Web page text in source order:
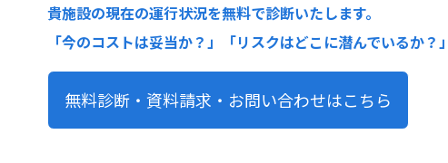
貴施設の現在の運行状況を無料で診断いたします。
「今のコストは妥当か？」「リスクはどこに潜んでいるか？
無料診断・資料請求・お問い合わせはこちら